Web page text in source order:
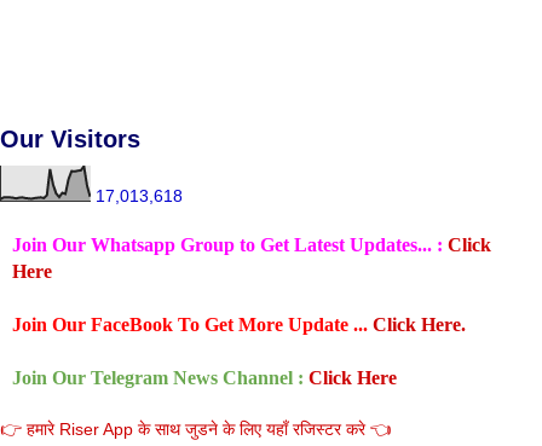
Our Visitors
17,013,618
Join Our Whatsapp Group to Get Latest Updates... : Click
Here
Join Our FaceBook To Get More Update ... Click Here.
Join Our Telegram News Channel : Click Here
👉 हमारे Riser App के साथ जुडने के लिए यहाँ रजिस्टर करे 👈